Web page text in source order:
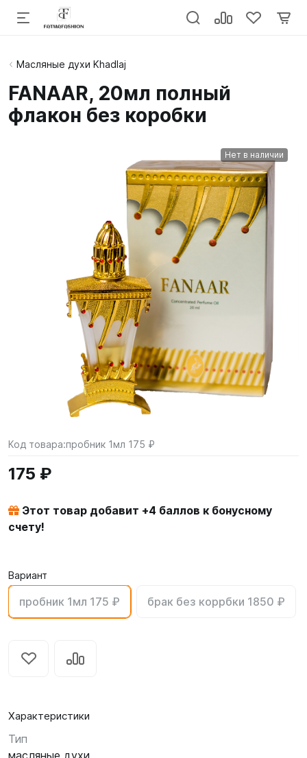
Масляные духи Khadlaj
FANAAR, 20мл полный
флакон без коробки
Нет в наличии
Код товара:пробник 1мл 175 ₽
175 ₽
Этот товар добавит +4 баллов к бонусному
счету!
Вариант
пробник 1мл 175 ₽ брак без коррбки 1850 ₽
Характеристики
Тип
масляные духи